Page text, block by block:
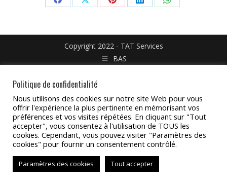
Partager
Facebook
Partager
X
Partager
Pinterest
Partager
LinkedIn
Partager
WhatsApp
Copyright 2022 - TAT Services
BAS
Politique de confidentialité
Nous utilisons des cookies sur notre site Web pour vous
offrir l'expérience la plus pertinente en mémorisant vos
préférences et vos visites répétées. En cliquant sur "Tout
accepter", vous consentez à l'utilisation de TOUS les
cookies. Cependant, vous pouvez visiter "Paramètres des
cookies" pour fournir un consentement contrôlé.
Paramètres des cookies Tout accepter